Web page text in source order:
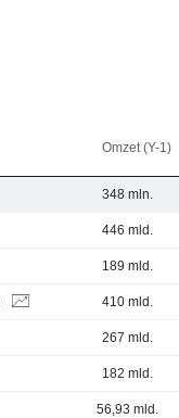
Omzet (Y-1)
348 mln.
446 mld.
189 mld.
410 mld.
267 mld.
182 mld.
56,93 mld.